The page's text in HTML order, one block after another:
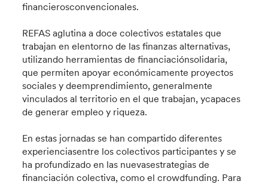
financierosconvencionales.
REFAS aglutina a doce colectivos estatales que
trabajan en elentorno de las finanzas alternativas,
utilizando herramientas de financiaciónsolidaria,
que permiten apoyar económicamente proyectos
sociales y deemprendimiento, generalmente
vinculados al territorio en el que trabajan, ycapaces
de generar empleo y riqueza.
En estas jornadas se han compartido diferentes
experienciasentre los colectivos participantes y se
ha profundizado en las nuevasestrategias de
financiación colectiva, como el crowdfunding. Para